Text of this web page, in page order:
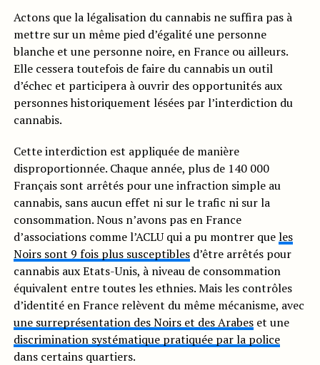
Actons que la légalisation du cannabis ne suffira pas à
mettre sur un même pied d’égalité une personne
blanche et une personne noire, en France ou ailleurs.
Elle cessera toutefois de faire du cannabis un outil
d’échec et participera à ouvrir des opportunités aux
personnes historiquement lésées par l’interdiction du
cannabis.
Cette interdiction est appliquée de manière
disproportionnée. Chaque année, plus de 140 000
Français sont arrêtés pour une infraction simple au
cannabis, sans aucun effet ni sur le trafic ni sur la
consommation. Nous n’avons pas en France
d’associations comme l’ACLU qui a pu montrer queles
Noirs sont 9 fois plus susceptiblesd’être arrêtés pour
cannabis aux Etats-Unis, à niveau de consommation
équivalent entre toutes les ethnies. Mais les contrôles
d’identité en France relèvent du même mécanisme, avec
une surreprésentation des Noirs et des Arabeset une
discrimination systématique pratiquée par la police
dans certains quartiers.